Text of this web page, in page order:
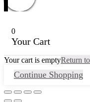
0
Your Cart
Your cart is emptyReturn
Continue Shopping